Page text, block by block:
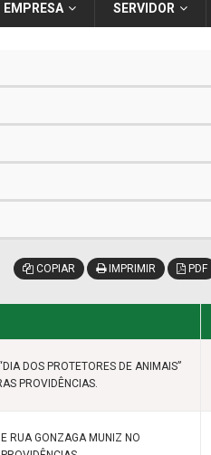
EMPRESA SERVIDOR
COPIAR IMPRIMIR PDF
DOS PROTETORES DE ANIMAIS”
PROVIDÊNCIAS.
RUA GONZAGA MUNIZ NO